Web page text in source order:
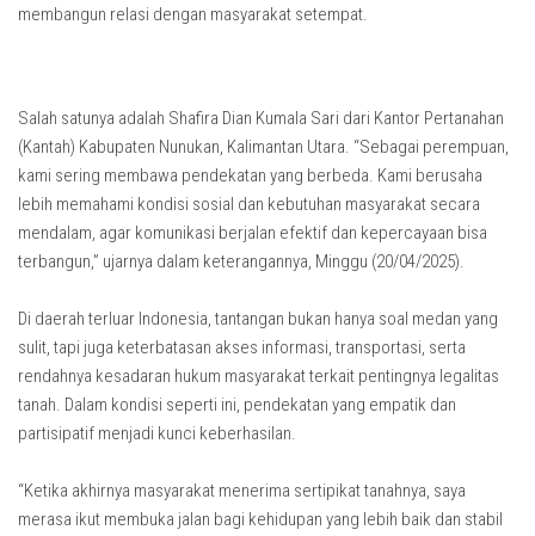
membangun relasi dengan masyarakat setempat.
Salah satunya adalah Shafira Dian Kumala Sari dari Kantor Pertanahan
(Kantah) Kabupaten Nunukan, Kalimantan Utara. “Sebagai perempuan,
kami sering membawa pendekatan yang berbeda. Kami berusaha
lebih memahami kondisi sosial dan kebutuhan masyarakat secara
mendalam, agar komunikasi berjalan efektif dan kepercayaan bisa
terbangun,” ujarnya dalam keterangannya, Minggu (20/04/2025).
Di daerah terluar Indonesia, tantangan bukan hanya soal medan yang
sulit, tapi juga keterbatasan akses informasi, transportasi, serta
rendahnya kesadaran hukum masyarakat terkait pentingnya legalitas
tanah. Dalam kondisi seperti ini, pendekatan yang empatik dan
partisipatif menjadi kunci keberhasilan.
“Ketika akhirnya masyarakat menerima sertipikat tanahnya, saya
merasa ikut membuka jalan bagi kehidupan yang lebih baik dan stabil